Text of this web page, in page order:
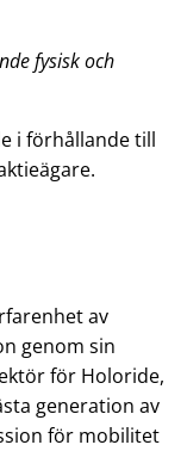
fysisk och
i förhållande till
av
genom sin
för Holoride,
generation av
för mobilitet